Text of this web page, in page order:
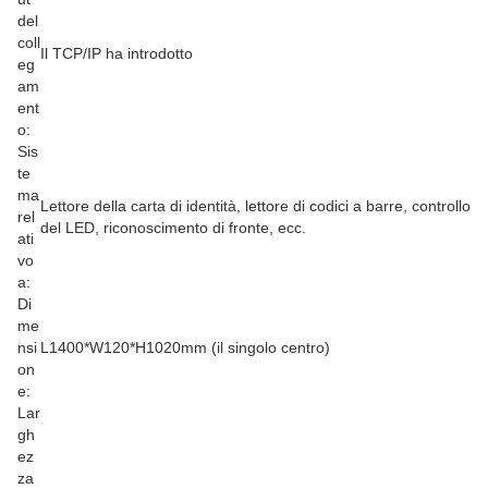
del
coll
eg
am
ent
o:
Il TCP/IP ha introdotto
Sis
te
ma
rel
ati
vo
a:
Lettore della carta di identità, lettore di codici a barre, controllo
del LED, riconoscimento di fronte, ecc.
Di
me
nsi
on
e:
L1400*W120*H1020mm (il singolo centro)
Lar
gh
ez
za